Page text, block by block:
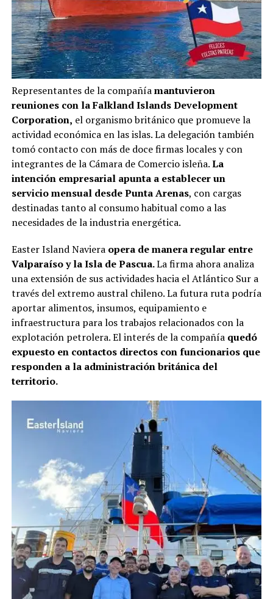
Representantes de la compañíamantuvieron
reuniones con la Falkland Islands Development
Corporation, el organismo británico que promueve la
actividad económica en las islas. La delegación también
tomó contacto con más de doce firmas locales y con
integrantes de la Cámara de Comercio isleña.La
intención empresarial apunta a establecer un
servicio mensual desde Punta Arenas, con cargas
destinadas tanto al consumo habitual como a las
necesidades de la industria energética.
Easter Island Navieraopera de manera regular entre
Valparaíso y la Isla de Pascua.La firma ahora analiza
una extensión de sus actividades hacia el Atlántico Sur a
través del extremo austral chileno. La futura ruta podría
aportar alimentos, insumos, equipamiento e
infraestructura para los trabajos relacionados con la
explotación petrolera. El interés de la compañía quedó
expuesto en contactos directos con funcionarios que
responden a la administración británica del
territorio.